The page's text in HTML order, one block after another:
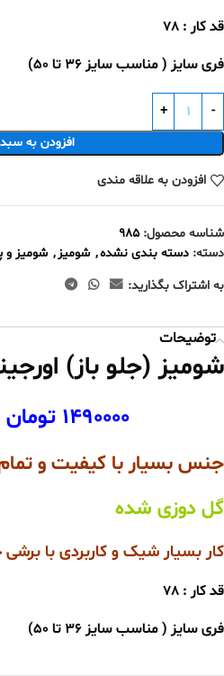
قد کار : 78
فری سایز ( مناسب سایز 36 تا 50
)
افزودن به
افزودن به علاقه مندی
شناسه محصول:985
دسته: دسته بندی نشده, شومیز, شومیز و
به اشتراک بگذارید:
توضیحات
شومیز (جلو باز)
جنس بسیار با کیفیت و
گل دوزی شده
کار بسیار شیک و کاربردی با
قد کار : 78
فری سایز ( مناسب سایز 36 تا 50
)